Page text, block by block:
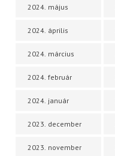
2024. május
2024. április
2024. március
2024. február
2024. január
2023. december
2023. november